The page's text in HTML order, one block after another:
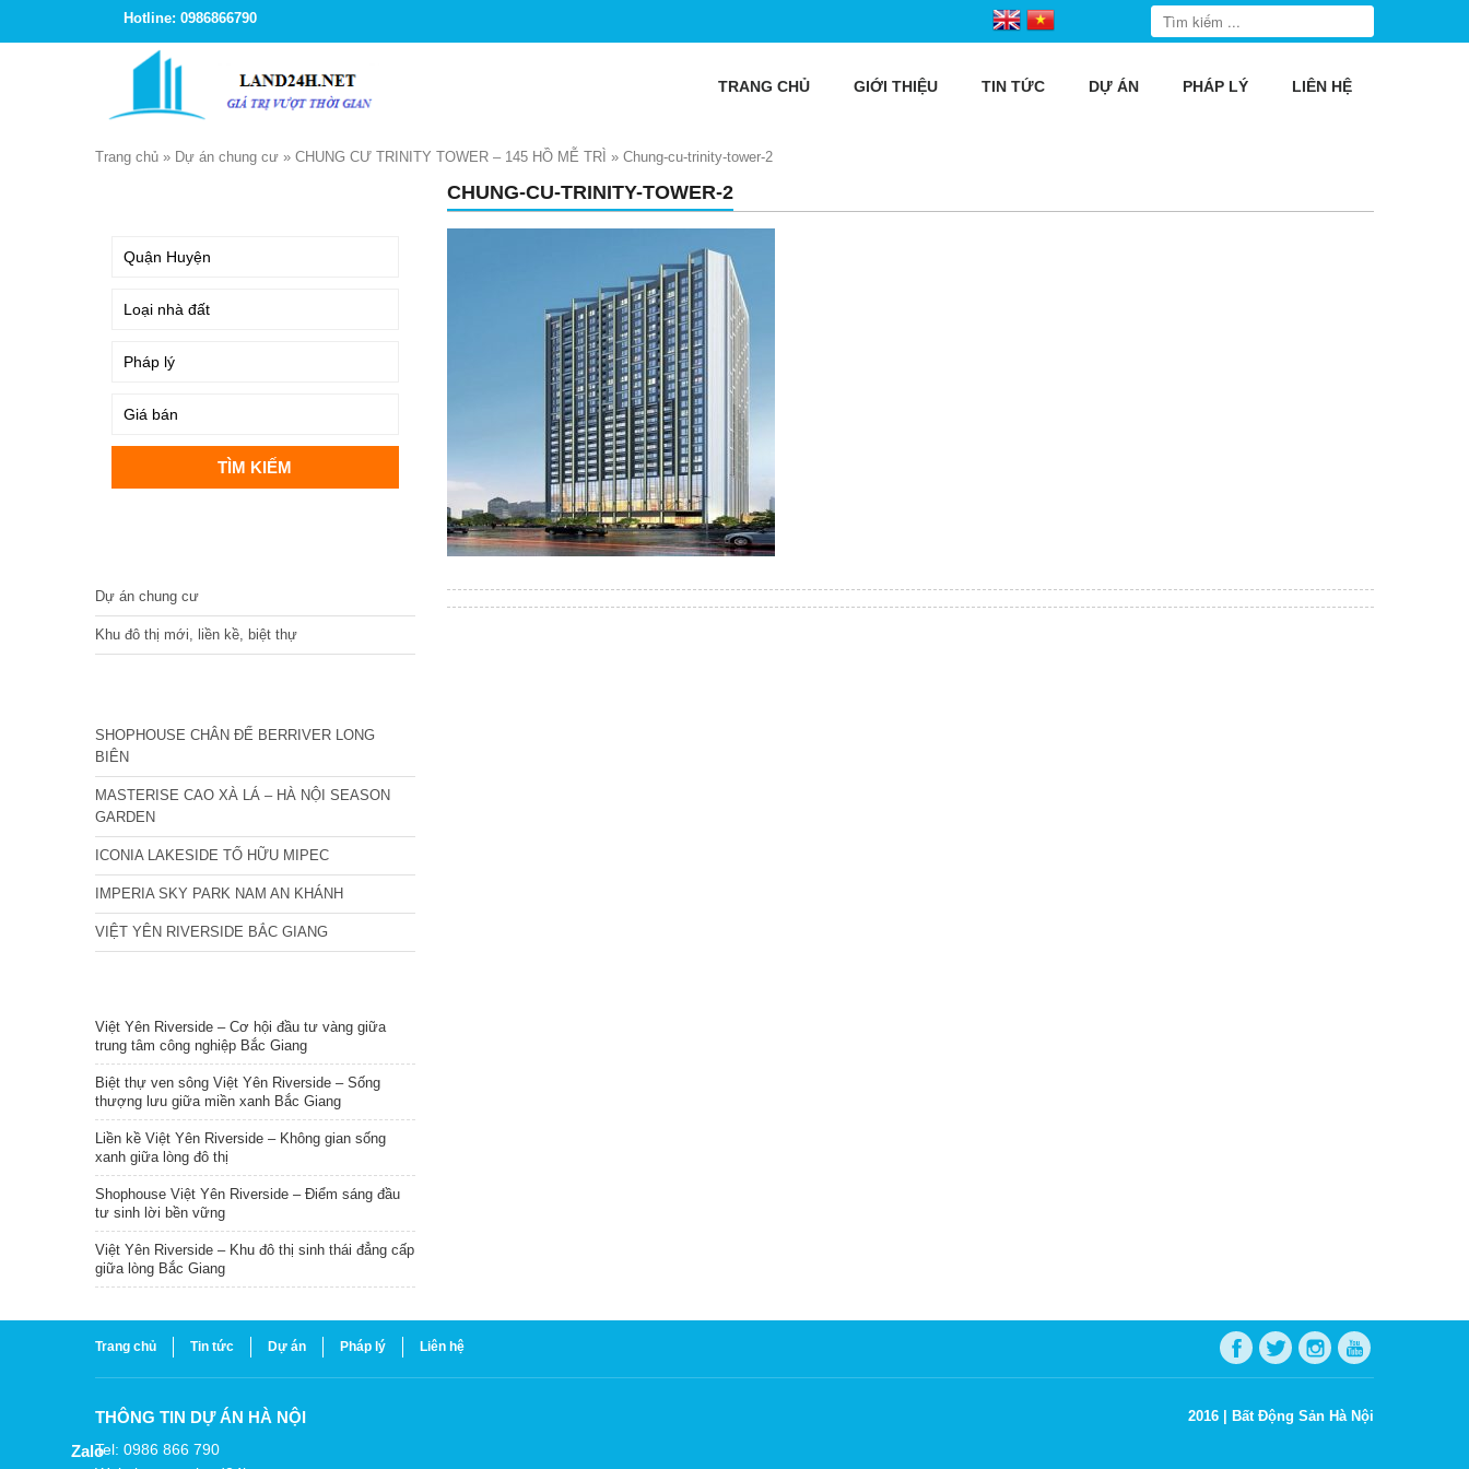
Hotline: 0986866790
TRANG CHỦ GIỚI THIỆU TIN TỨC DỰ ÁN PHÁP LÝ LIÊN HỆ
Trang chủ » Dự án chung cư » CHUNG CƯ TRINITY TOWER – 145 HỒ MỄ TRÌ » Chung-cu-trinity-tower-2
CHUNG-CU-TRINITY-TOWER-2
Dự án chung cư
Khu đô thị mới, liền kề, biệt thự
SHOPHOUSE CHÂN ĐẾ BERRIVER LONG
BIÊN
MASTERISE CAO XÀ LÁ – HÀ NỘI SEASON
GARDEN
ICONIA LAKESIDE TỐ HỮU MIPEC
IMPERIA SKY PARK NAM AN KHÁNH
VIỆT YÊN RIVERSIDE BẮC GIANG
Việt Yên Riverside – Cơ hội đầu tư vàng giữa
trung tâm công nghiệp Bắc Giang
Biệt thự ven sông Việt Yên Riverside – Sống
thượng lưu giữa miền xanh Bắc Giang
Liền kề Việt Yên Riverside – Không gian sống
xanh giữa lòng đô thị
Shophouse Việt Yên Riverside – Điểm sáng đầu
tư sinh lời bền vững
Việt Yên Riverside – Khu đô thị sinh thái đẳng cấp
giữa lòng Bắc Giang
Trang chủ Tin tức Dự án Pháp lý Liên hệ
THÔNG TIN DỰ ÁN HÀ NỘI
Tel: 0986 866 790
2016 | Bất Động Sản Hà Nội
Zalo